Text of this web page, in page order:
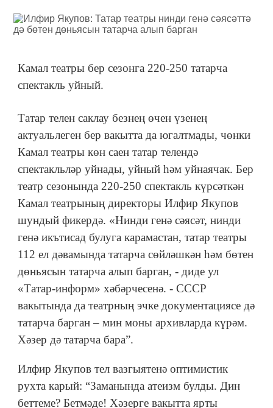
Камал театры бер сезонга 220-250 татарча
спектакль уйный.
Татар телен саклау безнең өчен үзенең
актуальлеген бер вакытта да югалтмады, чөнки
Камал театры көн саен татар телендә
спектакльләр уйнады, уйный һәм уйнаячак. Бер
театр сезонында 220-250 спектакль күрсәткән
Камал театрының директоры Илфир Якупов
шундый фикердә. «Нинди генә сәясәт, нинди
генә икътисад булуга карамастан, татар театры
112 ел дәвамында татарча сөйләшкән һәм бөтен
дөньясын татарча алып барган, - диде ул
«Татар-информ» хәбәрчесенә. - СССР
вакытында да театрның эчке документациясе дә
татарча барган – мин моны архивларда күрәм.
Хәзер дә татарча бара”.
Илфир Якупов тел вазгыятенә оптимистик
рухта карый: “Заманында атеизм булды. Дин
беттеме? Бетмәде! Хәзерге вакытта ярты